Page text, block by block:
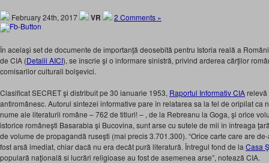
February 24th, 2017 VR 2 Comments »
În acelaşi set de documente de importanţă deosebită pentru Istoria reală a
de CIA (Detalii AICI), se înscrie şi o informare sinistră, privind arderea cărţilor
comisarilor culturali bolşevici.
Clasificat SECRET şi distribuit pe 30 ianuarie 1953, Raportul Informativ CIArelevă
antiromânesc. Autorul sintezei informative pare în relatarea sa la fel de oripilat ca
nume ale literaturii române – 762 de titluri! – , de la Rebreanu la Goga, şi orice
istorice româneşti Basarabia şi Bucovina, sunt arse cu sutele de mii în întreaga
de volume de propagandă ruseşti (mai precis 3.701.300). “Orice carte care are
fost arsă imediat, chiar dacă nu era decât pură literatură. Întregul fond de la Casa
populară naţională si lucrări religioase au fost de asemenea arse”, notează CIA.